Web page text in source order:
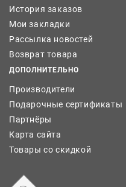
История заказов
Мои закладки
Рассылка новостей
Возврат товара
ДОПОЛНИТЕЛЬНО
Производители
Подарочные сертификаты
Партнёры
Карта сайта
Товары со скидкой